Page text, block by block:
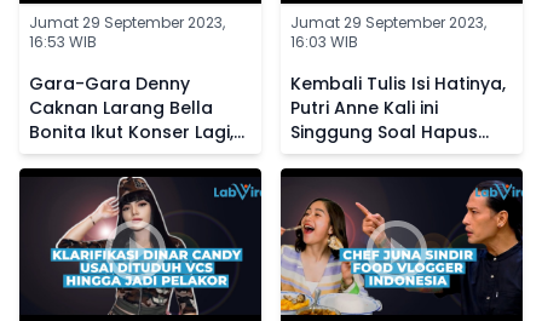
Jumat 29 September 2023,
16:53 WIB
Gara-Gara Denny
Caknan Larang Bella
Bonita Ikut Konser Lagi,
Kini Sang Istri Posting
Status Galau
Jumat 29 September 2023,
16:03 WIB
Kembali Tulis Isi Hatinya,
Putri Anne Kali ini
Singgung Soal Hapus
Foto Masa Lalu dari
Galeri